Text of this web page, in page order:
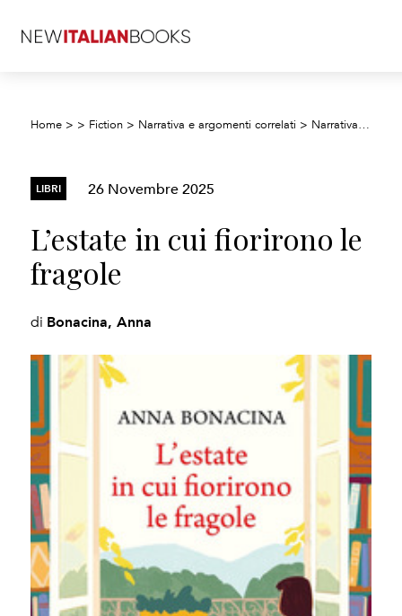
Home > > Fiction > Narrativa e argomenti correlati > Narrativa rosa e romantica
LIBRI 26 Novembre 2025
L’estate in cui fiorirono le
fragole
di Bonacina, Anna